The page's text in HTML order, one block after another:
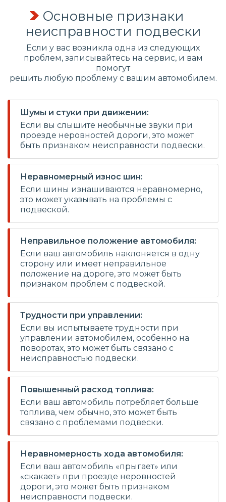
Основные признаки
неисправности подвески
Если у вас возникла одна из следующих
проблем, записывайтесь на сервис, и вам
помогут
решить любую проблему с вашим автомобилем.
Шумы и стуки при движении:
Если вы слышите необычные звуки при
проезде неровностей дороги, это может
быть признаком неисправности подвески.
Неравномерный износ шин:
Если шины изнашиваются неравномерно,
это может указывать на проблемы с
подвеской.
Неправильное положение автомобиля:
Если ваш автомобиль наклоняется в одну
сторону или имеет неправильное
положение на дороге, это может быть
признаком проблем с подвеской.
Трудности при управлении:
Если вы испытываете трудности при
управлении автомобилем, особенно на
поворотах, это может быть связано с
неисправностью подвески.
Повышенный расход топлива:
Если ваш автомобиль потребляет больше
топлива, чем обычно, это может быть
связано с проблемами подвески.
Неравномерность хода автомобиля:
Если ваш автомобиль «прыгает» или
«скакает» при проезде неровностей
дороги, это может быть признаком
неисправности подвески.